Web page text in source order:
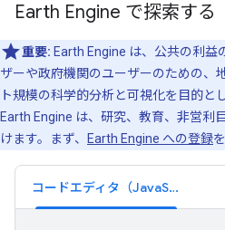
Earth Engine で探索する
重要: Earth Engine は、公共の利益
ザーや政府機関のユーザーのための、
ト規模の科学的分析と可視化を目的と
Earth Engine は、研究、教育、非営利
けます。まず、
Earth Engine への登録
コードエディタ（JavaScript）